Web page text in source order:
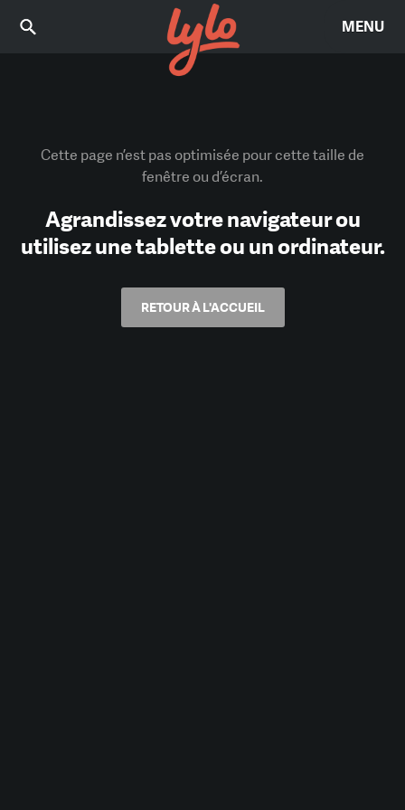
MENU
Cette page n’est pas optimisée pour cette taille de
fenêtre ou d’écran.
Agrandissez votre navigateur ou
utilisez une tablette ou un ordinateur.
RETOUR À L'ACCUEIL